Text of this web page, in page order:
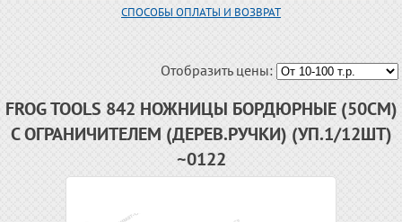
СПОСОБЫ ОПЛАТЫ И ВОЗВРАТ
Отобразить цены:
FROG TOOLS 842 НОЖНИЦЫ БОРДЮРНЫЕ (50СМ)
С ОГРАНИЧИТЕЛЕМ (ДЕРЕВ.РУЧКИ) (УП.1/12ШТ)
~0122